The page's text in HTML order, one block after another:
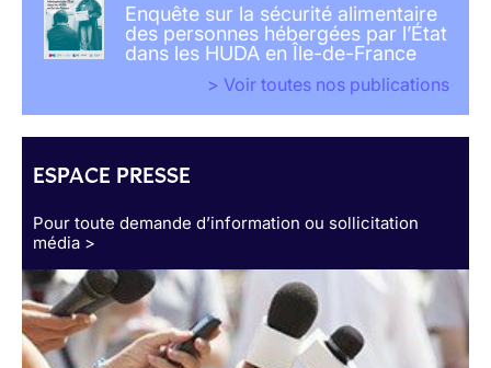
Enquête sur la sécurité alimentaire
des personnes hébergées par l’État
dans les HUDA en Île-de-France
> Voir toutes nos publications
ESPACE PRESSE
Pour toute demande d’information ou sollicitation
média >